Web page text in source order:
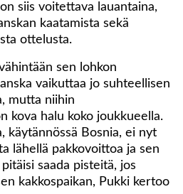
siis voitettava lauantaina,
kaatamista sekä
ottelusta.
sen lohkon
vaikuttaa jo suhteellisen
mutta niihin
kova halu koko joukkueella.
käytännössä Bosnia, ei nyt
lähellä pakkovoittoa ja sen
saada pisteitä, jos
kakkospaikan, Pukki kertoo